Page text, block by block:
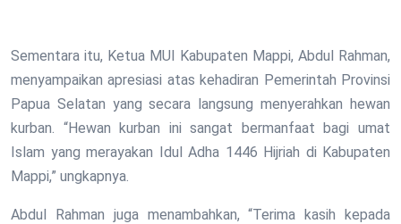
Sementara itu, Ketua MUI Kabupaten Mappi, Abdul Rahman,
menyampaikan apresiasi atas kehadiran Pemerintah Provinsi
Papua Selatan yang secara langsung menyerahkan hewan
kurban. “Hewan kurban ini sangat bermanfaat bagi umat
Islam yang merayakan Idul Adha 1446 Hijriah di Kabupaten
Mappi,” ungkapnya.
Abdul Rahman juga menambahkan, “Terima kasih kepada